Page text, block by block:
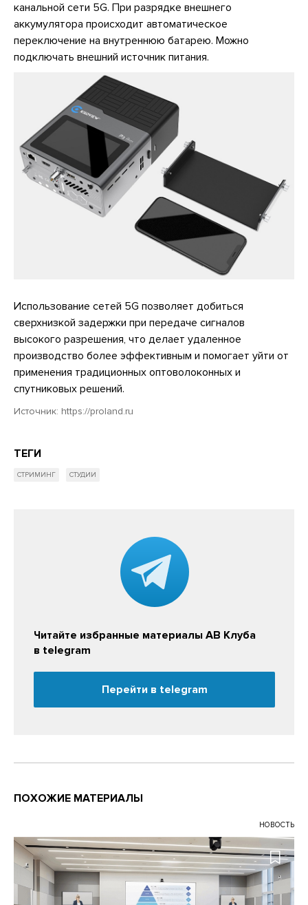
канальной сети 5G. При разрядке внешнего
аккумулятора происходит автоматическое
переключение на внутреннюю батарею. Можно
подключать внешний источник питания.
Использование сетей 5G позволяет добиться
сверхнизкой задержки при передаче сигналов
высокого разрешения, что делает удаленное
производство более эффективным и помогает уйти от
применения традиционных оптоволоконных и
спутниковых решений.
Источник: https://proland.ru
ТЕГИ
СТРИМИНГ СТУДИИ
Читайте избранные материалы АВ Клуба
в telegram
Перейти в telegram
ПОХОЖИЕ МАТЕРИАЛЫ
НОВОСТЬ